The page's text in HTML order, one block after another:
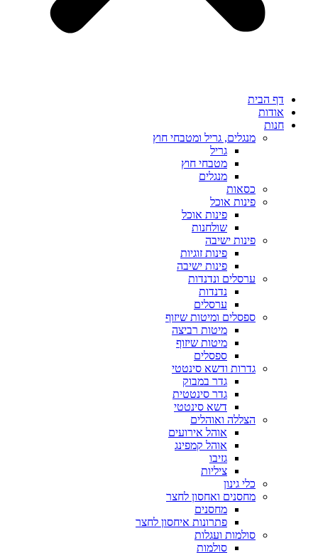
דף הבית
אודות
חנות
מנגלים, גריל ומטבחי חוץ
גריל
מטבחי חוץ
מנגלים
כסאות
פינות אוכל
פינות אוכל
שולחנות
פינות ישיבה
פינות זוגיות
פינות ישיבה
ערסלים ונדנדות
נדנדות
ערסלים
ספסלים ומיטות שיזוף
מיטות רביצה
מיטות שיזוף
ספסלים
גדרות ודשא סינטטי
גדר במבוק
גדר סינטטית
דשא סינטטי
הצללה ואוהלים
אוהל אירועים
אוהל קמפינג
גזיבו
ציליות
כלי גינון
מחסנים ואחסון לחצר
מחסנים
פתרונות איחסון לחצר
סולמות ועגלות
סולמות